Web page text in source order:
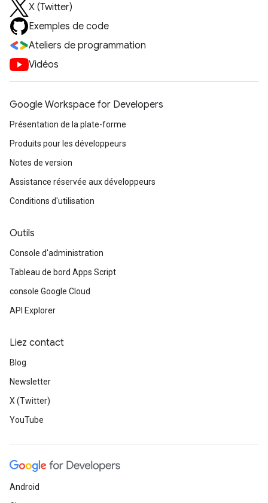
X (Twitter)
Exemples de code
Ateliers de programmation
Vidéos
Google Workspace for Developers
Présentation de la plate-forme
Produits pour les développeurs
Notes de version
Assistance réservée aux développeurs
Conditions d'utilisation
Outils
Console d'administration
Tableau de bord Apps Script
console Google Cloud
API Explorer
Liez contact
Blog
Newsletter
X (Twitter)
YouTube
Android